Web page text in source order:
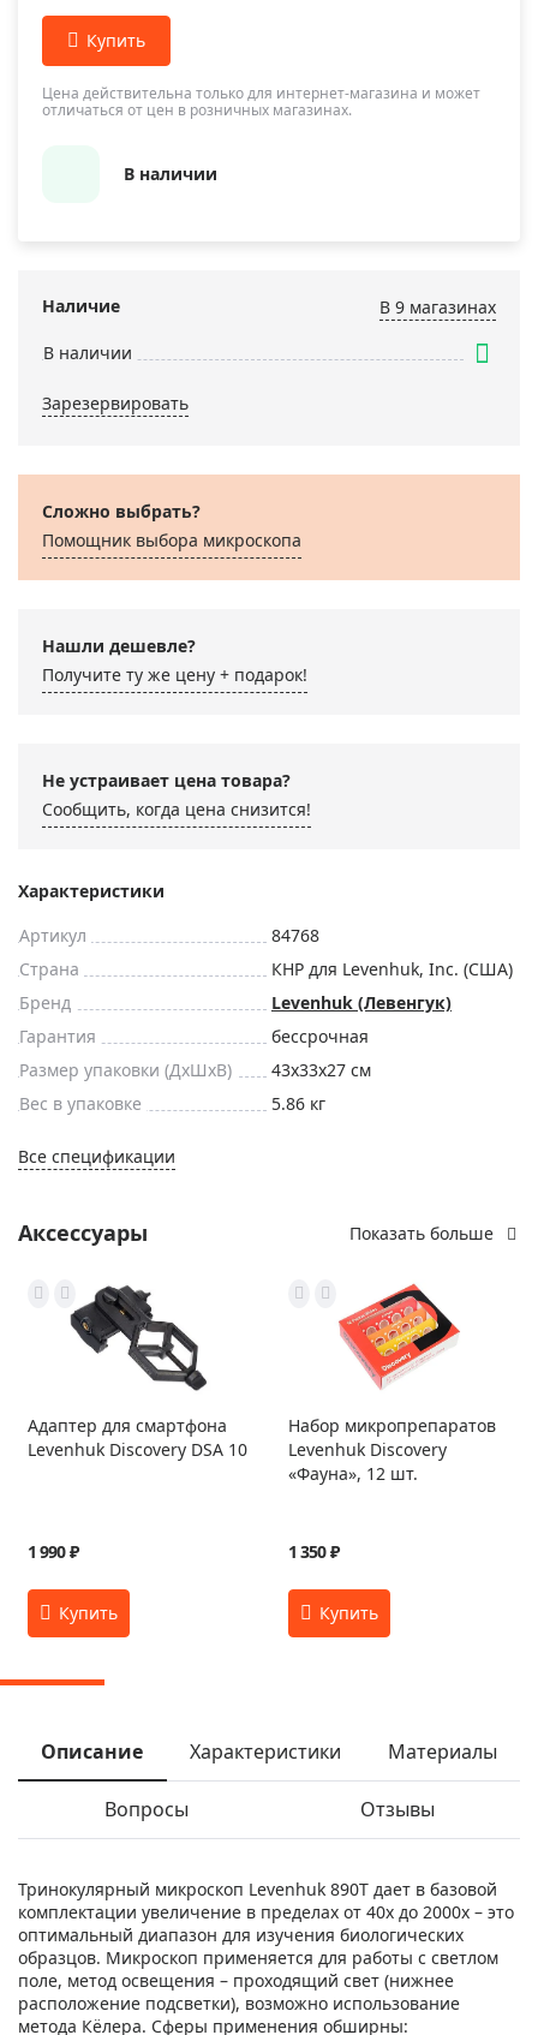
Цена действительна только для интернет-магазина и может
отличаться от цен в розничных магазинах.
В наличии
Наличие
В 9 магазинах
В наличии
Зарезервировать
Сложно выбрать?
Помощник выбора микроскoпа
Нашли дешевле?
Получите ту же цену + подарок!
Не устраивает цена товара?
Сообщить, когда цена снизится!
Характеристики
Артикул
84768
Страна
КНР для Levenhuk, Inc. (США)
Бренд
Levenhuk (Левенгук)
Гарантия
бессрочная
Размер упаковки (ДxШxВ)
43x33x27 см
Вес в упаковке
5.86 кг
Все спецификации
Аксессуары Показать больше
Адаптер для смартфона
Levenhuk Discovery DSA 10
1 990 ₽
Набор микропрепаратов
Levenhuk Discovery
«Фауна», 12 шт.
1 350 ₽
Описание Характеристики Материалы
Вопросы Отзывы
Тринокулярный микроскоп Levenhuk 890T дает в базовой
комплектации увеличение в пределах от 40х до 2000х – это
оптимальный диапазон для изучения биологических
образцов. Микроскоп применяется для работы с светлом
поле, метод освещения – проходящий свет (нижнее
расположение подсветки), возможно использование
метода Кёлера. Сферы применения обширны: